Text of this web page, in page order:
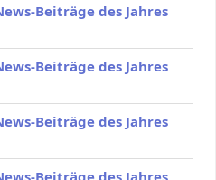
Beiträge des Jahres
Beiträge des Jahres
Beiträge des Jahres
Beiträge des Jahres